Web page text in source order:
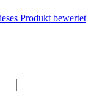
Produkt bewertet